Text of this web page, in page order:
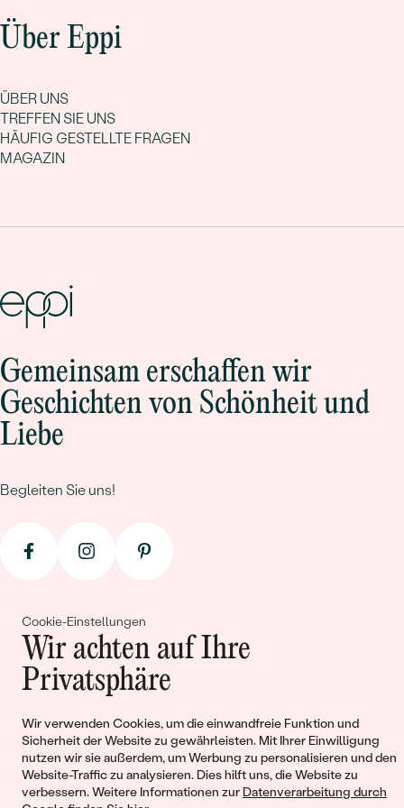
Cookie-Einstellungen
Wir achten auf Ihre
Privatsphäre
Wir verwenden Cookies, um die einwandfreie Funktion und
Sicherheit der Website zu gewährleisten. Mit Ihrer Einwilligung
nutzen wir sie außerdem, um Werbung zu personalisieren und den
Website-Traffic zu analysieren. Dies hilft uns, die Website zu
verbessern. Weitere Informationen zur Datenverarbeitung durch
wird aus einem Design-Favoriten Ihr eigener Trauring:
ausgefallen, mehrfarbig und genau passend
Über Eppi
ÜBER UNS
TREFFEN SIE UNS
HÄUFIG GESTELLTE FRAGEN
MAGAZIN
Gemeinsam erschaffen wir
Geschichten von Schönheit und
Liebe
Begleiten Sie uns!
© 2011 - 2026, Eppi.de